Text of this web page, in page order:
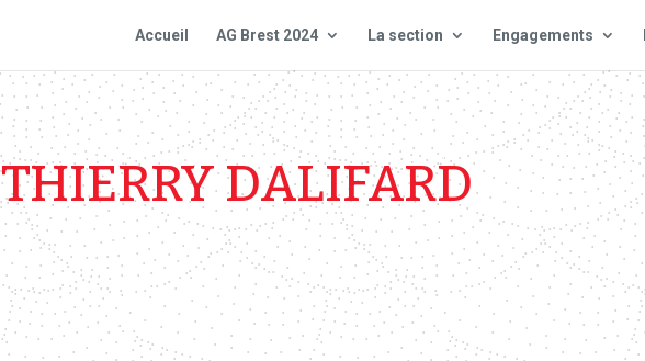
Accueil AG Brest 2024 La section Engagements
THIERRY DALIFARD